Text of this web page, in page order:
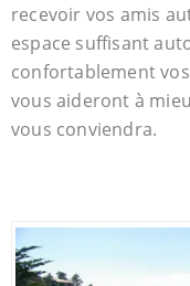
recevoir vos amis
espace suffisant
confortablement
vous aideront à
vous conviendra.